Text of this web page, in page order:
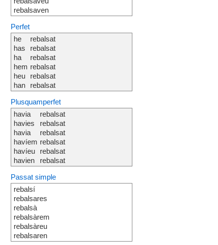
rebalsaven
Perfet
he
has
ha
hem
heu
han
rebalsat
rebalsat
rebalsat
rebalsat
rebalsat
rebalsat
Plusquamperfet
havia
havies
havia
havíem
havíeu
havien
rebalsat
rebalsat
rebalsat
rebalsat
rebalsat
rebalsat
Passat simple
rebalsí
rebalsares
rebalsà
rebalsàrem
rebalsàreu
rebalsaren